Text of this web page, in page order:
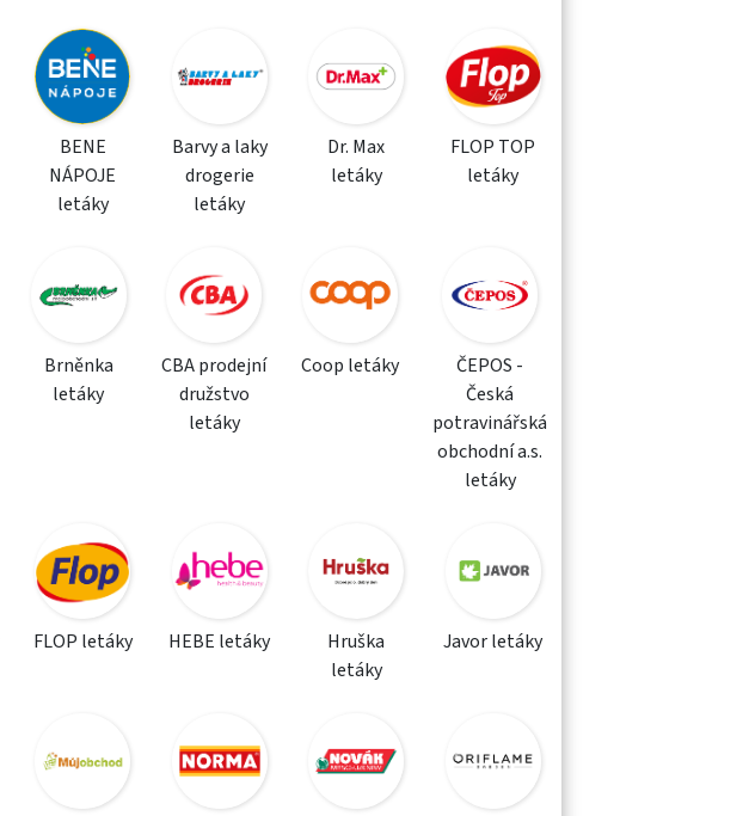
BENE
NÁPOJE
letáky
Barvy a laky
drogerie
letáky
Dr. Max
letáky
FLOP TOP
letáky
Brněnka
letáky
CBA prodejní
družstvo
letáky
Coop letáky
ČEPOS -
Česká
potravinářská
obchodní a.s.
letáky
FLOP letáky HEBE letáky
Hruška
letáky
Javor letáky